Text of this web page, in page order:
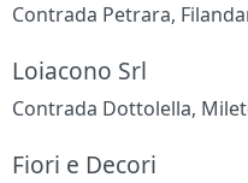
Contrada Petrara,
Loiacono Srl
Contrada Dottolella,
Fiori e Decori